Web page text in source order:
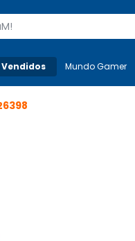
Mais-v-
Mundo Gamer